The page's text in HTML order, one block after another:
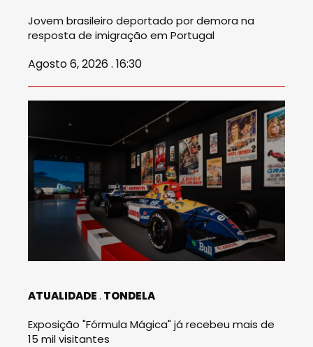
Jovem brasileiro deportado por demora na
resposta de imigração em Portugal
Agosto 6, 2026 . 16:30
ATUALIDADE TONDELA
Exposição "Fórmula Mágica" já recebeu mais de
15 mil visitantes